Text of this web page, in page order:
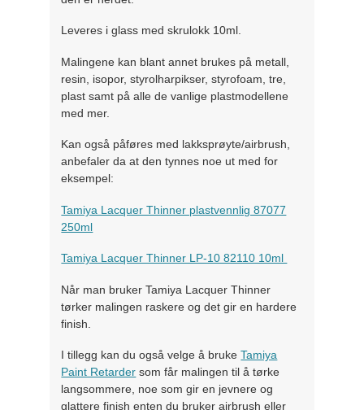
Leveres i glass med skrulokk 10ml.
Malingene kan blant annet brukes på metall,
resin, isopor, styrolharpikser, styrofoam, tre,
plast samt på alle de vanlige plastmodellene
med mer.
Kan også påføres med lakksprøyte/airbrush,
anbefaler da at den tynnes noe ut med for
eksempel:
Tamiya Lacquer Thinner plastvennlig 87077
250ml
Tamiya Lacquer Thinner LP-10 82110 10ml
Når man bruker Tamiya Lacquer Thinner
tørker malingen raskere og det gir en hardere
finish.
I tillegg kan du også velge å brukeTamiya
Paint Retarder som får malingen til å tørke
langsommere, noe som gir en jevnere og
glattere finish enten du bruker airbrush eller